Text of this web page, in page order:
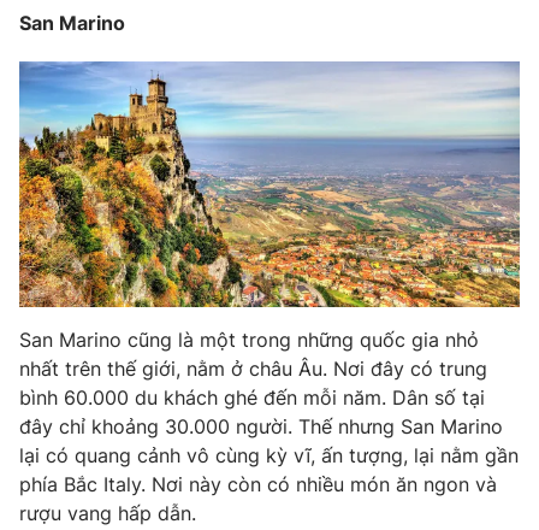
Nguyễn Trọng Ninh
Ðiện thoại Thời báo VTV:024.66 897 897
Email:
toasoan@vtv.vn
Liên hệ quảng cáo:024-7300.7108
® Cấm sao chép dưới mọi hình thức nếu không có sự chấp
thuận bằng văn bản. Ghi rõ nguồn VTV.vn khi phát hành lại
San Marino
San Marino cũng là một trong những quốc gia nhỏ
nhất trên thế giới, nằm ở châu Âu. Nơi đây có trung
bình 60.000 du khách ghé đến mỗi năm. Dân số tại
đây chỉ khoảng 30.000 người. Thế nhưng San Marino
lại có quang cảnh vô cùng kỳ vĩ, ấn tượng, lại nằm gần
phía Bắc Italy. Nơi này còn có nhiều món ăn ngon và
rượu vang hấp dẫn.